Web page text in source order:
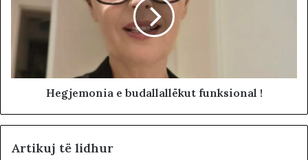
Hegjemonia e budallallëkut funksional !
Artikuj të lidhur